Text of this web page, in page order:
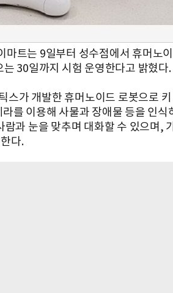
마트는 9일부터 성수점에서 휴머노이
는 30일까지 시험 운영한다고 밝혔다.
스가 개발한 휴머노이드 로봇으로 키
를 이용해 사물과 장애물 등을 인식
람과 눈을 맞추며 대화할 수 있으며,
다.